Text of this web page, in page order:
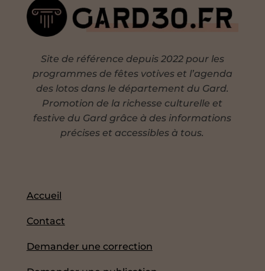
Site de référence depuis 2022 pour les
programmes de fêtes votives et l’agenda
des lotos dans le département du Gard.
Promotion de la richesse culturelle et
festive du Gard grâce à des informations
précises et accessibles à tous.
Accueil
Contact
Demander une correction